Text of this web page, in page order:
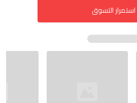
استمرار التسوق